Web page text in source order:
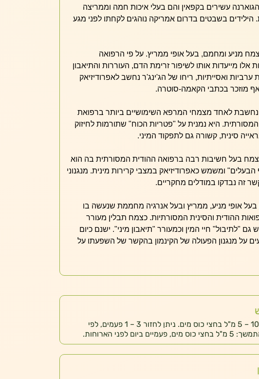
עשירים בקפאין והם בעלי איכות חמה וממריצה
הילידים בשבטים בדרום אמריקה נוהגים לקחתו לפני מגע
מניע ומחמם, בעל אופי ממריץ. על פי הרפואה
אלו מייעדות אותו לשיפור זרימת הדם, העוררות והתיאבון
ערביות ואסייתיות, ריחו של הג'ינג'ר נחשב לאפרודיזיאק
אף מוזכר בכתבי הקאמה-סוטרה.
נחשבת לאחד מצמחי המרפא השימושיים ביותר ברפואת
היא נמנית על "פטריות הכוח" שתורמות לחיזוק
סינית, קשורה גם לתפקוד המיני.
צמח בעל חשיבות רבה ברפואה ההודית המסורתית בה הוא
ומשמש כאפרודיזיאק במצבי קרירות מינית. מנגנוני
זה נבדקו במודלים מחקריים.
בעל אופי מניע, ממריץ ובעל אנרגיה מחממת שנעשה בו
ההודית והסינית המסורתיות. כצמח תבלין מעורר
"לתיבול" חיי המין וכמעורר "תיאבון מיני". ישנם כיום
על מנגנון הפעולה של הקינמון בהקשר של השפעתו על
לשימוש נקודתי : 10 – 5 מ"ל בחצי כוס מים. ניתן לחזור 3 – 1 פעמים, לפי
לפני הארוחות.